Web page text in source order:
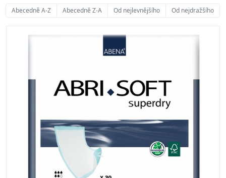
Abecedně A-Z Abecedně Z-A Od nejlevnějšího Od nejdražšího